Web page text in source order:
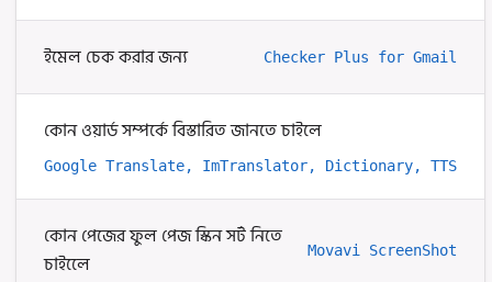
ইমেল চেক করার জন্য Checker Plus for Gmail
কোন ওয়ার্ড সম্পর্কে বিস্তারিত জানতে চাইলে
Google Translate, ImTranslator, Dictionary, TTS
কোন পেজের ফুল পেজ স্কিন সর্ট নিতে
চাইলেে
Movavi ScreenShot